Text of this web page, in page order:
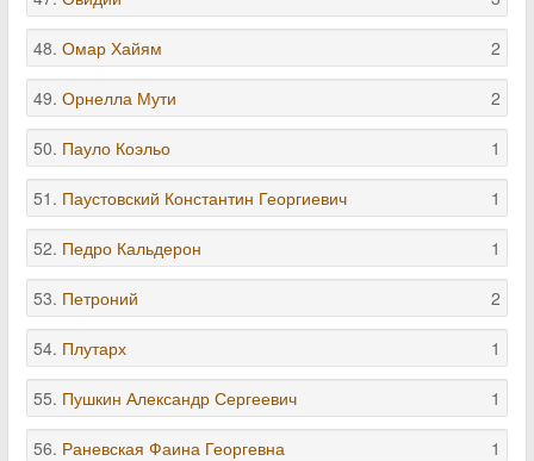
48. Омар Хайям 2
49. Орнелла Мути 2
50. Пауло Коэльо 1
51. Паустовский Константин Георгиевич 1
52. Педро Кальдерон 1
53. Петроний 2
54. Плутарх 1
55. Пушкин Александр Сергеевич 1
56. Раневская Фаина Георгевна 1